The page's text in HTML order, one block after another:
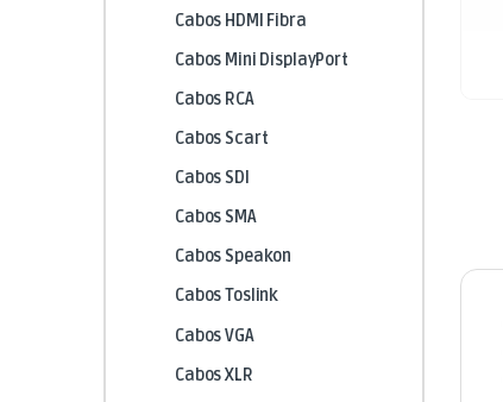
Cabos HDMI Fibra
Cabos Mini DisplayPort
Cabos RCA
Cabos Scart
Cabos SDI
Cabos SMA
Cabos Speakon
Cabos Toslink
Cabos VGA
Cabos XLR